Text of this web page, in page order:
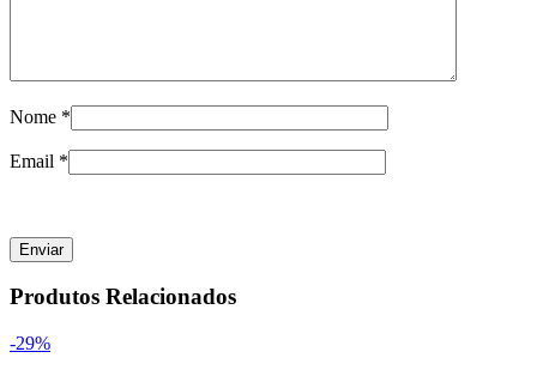
Nome *
Email *
Produtos Relacionados
-29%